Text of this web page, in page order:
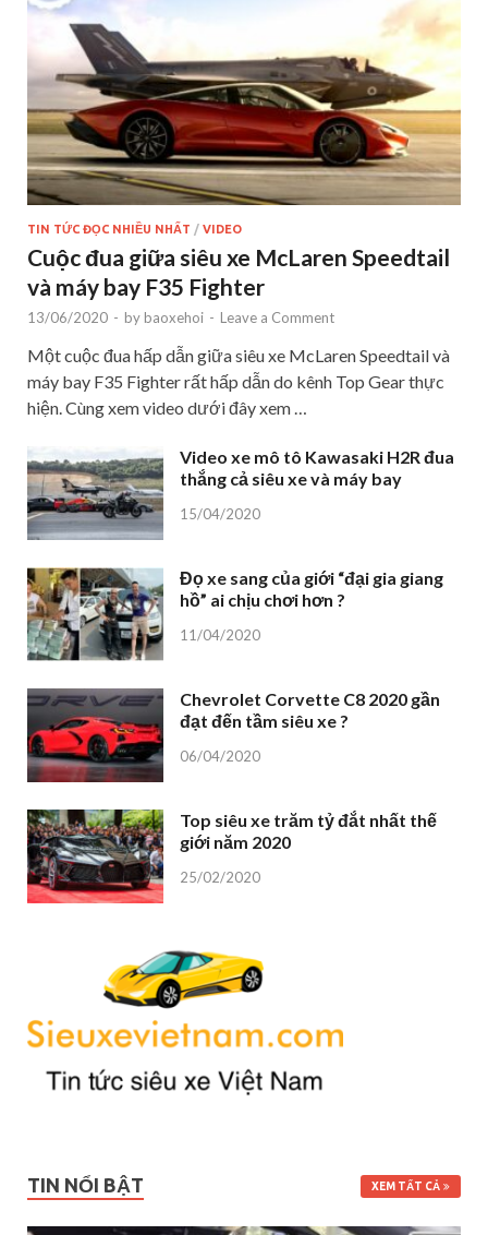
TIN TỨC ĐỌC NHIỀU NHẤT / VIDEO
Cuộc đua giữa siêu xe McLaren Speedtail
và máy bay F35 Fighter
13/06/2020 - by baoxehoi - Leave a Comment
Một cuộc đua hấp dẫn giữa siêu xe McLaren Speedtail và
máy bay F35 Fighter rất hấp dẫn do kênh Top Gear thực
hiện. Cùng xem video dưới đây xem …
Video xe mô tô Kawasaki H2R đua
thắng cả siêu xe và máy bay
15/04/2020
Đọ xe sang của giới “đại gia giang
hồ” ai chịu chơi hơn ?
11/04/2020
Chevrolet Corvette C8 2020 gần
đạt đến tầm siêu xe ?
06/04/2020
Top siêu xe trăm tỷ đắt nhất thế
giới năm 2020
25/02/2020
TIN NỔI BẬT XEM TẤT CẢ